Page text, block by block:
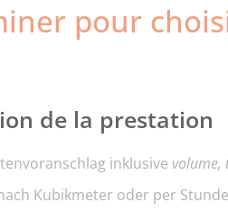
pour
de la prestation
inklusive volume,
Kubikmeter oder per